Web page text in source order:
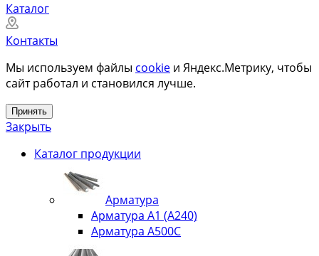
Каталог
Контакты
Мы используем файлы cookie и Яндекс.Метрику, чтобы
сайт работал и становился лучше.
Принять
Закрыть
Каталог продукции
Арматура
Арматура А1 (А240)
Арматура А500С